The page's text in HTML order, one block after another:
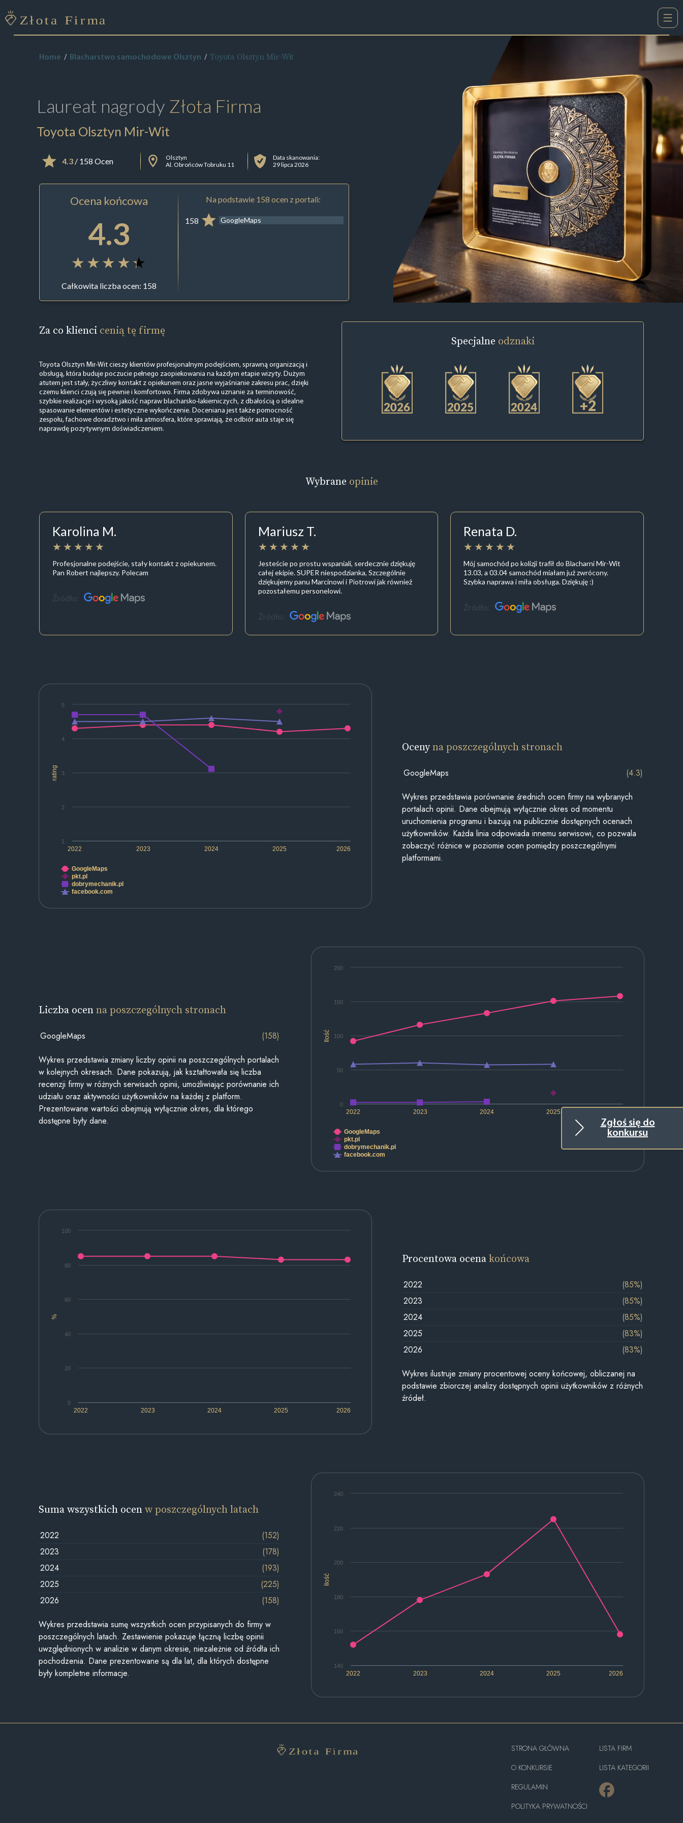
Zgłoś się do
konkursu
Home Blacharstwo samochodowe Olsztyn Toyota Olsztyn Mir-Wit
Laureat nagrody Złota Firma
Toyota Olsztyn Mir-Wit
4.3/ 158 Ocen
Olsztyn
Al. Obrońców Tobruku 11
Data skanowania:
29 lipca 2026
Ocena końcowa
4.3
Całkowita liczba ocen: 158
Na podstawie 158 ocen z portali:
158 GoogleMaps
Za co klienci cenią tę firmę
Toyota Olsztyn Mir-Wit cieszy klientów profesjonalnym podejściem, sprawną organizacją i
obsługą, która buduje poczucie pełnego zaopiekowania na każdym etapie wizyty. Dużym
atutem jest stały, życzliwy kontakt z opiekunem oraz jasne wyjaśnianie zakresu prac, dzięki
czemu klienci czują się pewnie i komfortowo. Firma zdobywa uznanie za terminowość,
szybkie realizacje i wysoką jakość napraw blacharsko-lakierniczych, z dbałością o idealne
spasowanie elementów i estetyczne wykończenie. Doceniana jest także pomocność
zespołu, fachowe doradztwo i miła atmosfera, które sprawiają, że odbiór auta staje się
naprawdę pozytywnym doświadczeniem.
Specjalne odznaki
+2
Wybrane opinie
Karolina M.
Profesjonalne podejście, stały kontakt z opiekunem.
Pan Robert najlepszy. Polecam
Źródło:
Mariusz T.
Jesteście po prostu wspaniali, serdecznie dziękuję
całej ekipie. SUPER niespodzianka, Szczególnie
dziękujemy panu Marcinowi i Piotrowi jak również
pozostałemu personelowi.
Źródło:
Renata D.
Mój samochód po kolizji trafił do Blacharni Mir-Wit
13.03, a 03.04 samochód miałam już zwrócony.
Szybka naprawa i miła obsługa. Dziękuję :)
Źródło:
rating
2022 2023 2024 2025 2026
1
2
3
4
5
GoogleMaps
pkt.pl
dobrymechanik.pl
facebook.com
Ocenyna poszczególnych stronach
GoogleMaps (4.3)
Wykres przedstawia porównanie średnich ocen firmy na wybranych
portalach opinii. Dane obejmują wyłącznie okres od momentu
uruchomienia programu i bazują na publicznie dostępnych ocenach
użytkowników. Każda linia odpowiada innemu serwisowi, co pozwala
zobaczyć różnice w poziomie ocen pomiędzy poszczególnymi
platformami.
Ilość
2022 2023 2024 2025
0
50
100
150
200
GoogleMaps
pkt.pl
dobrymechanik.pl
facebook.com
Liczba ocenna poszczególnych stronach
GoogleMaps (158)
Wykres przedstawia zmiany liczby opinii na poszczególnych portalach
w kolejnych okresach. Dane pokazują, jak kształtowała się liczba
recenzji firmy w różnych serwisach opinii, umożliwiając porównanie ich
udziału oraz aktywności użytkowników na każdej z platform.
Prezentowane wartości obejmują wyłącznie okres, dla którego
dostępne były dane.
%
2022 2023 2024 2025 2026
0
20
40
60
80
100
Procentowa ocenakońcowa
2022
(85%)
2023
(85%)
2024
(85%)
2025
(83%)
2026
(83%)
Wykres ilustruje zmiany procentowej oceny końcowej, obliczanej na
podstawie zbiorczej analizy dostępnych opinii użytkowników z różnych
źródeł.
Ilość
2022 2023 2024 2025 2026
140
160
180
200
220
240
Suma wszystkich ocenw poszczególnych latach
2022
(152)
2023
(178)
2024
(193)
2025
(225)
2026
(158)
Wykres przedstawia sumę wszystkich ocen przypisanych do firmy w
poszczególnych latach. Zestawienie pokazuje łączną liczbę opinii
uwzględnionych w analizie w danym okresie, niezależnie od źródła ich
pochodzenia. Dane prezentowane są dla lat, dla których dostępne
były kompletne informacje.
STRONA GŁÓWNA
O KONKURSIE
REGULAMIN
POLITYKA PRYWATNOŚCI
LISTA FIRM
LISTA KATEGORII